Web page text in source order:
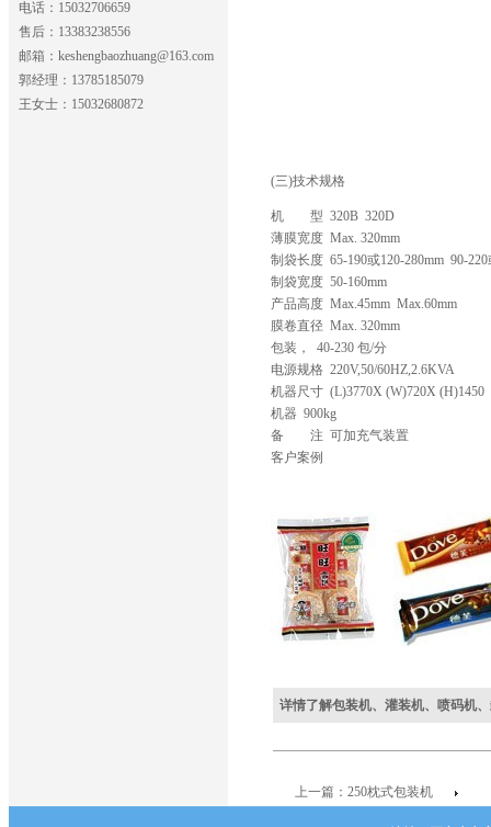
电话：15032706659
售后：13383238556
邮箱：keshengbaozhuang@163.com
郭经理：13785185079
王女士：15032680872
(三)技术规格
机 型 320B 320D
薄膜宽度 Max. 320mm
制袋长度 65-190或120-280mm 90-
制袋宽度 50-160mm
产品高度 Max.45mm Max.60mm
膜卷直径 Max. 320mm
包装， 40-230 包/分
电源规格 220V,50/60HZ,2.6KVA
机器尺寸 (L)3770X (W)720X (H)1450
机器 900kg
备 注 可加充气装置
客户案例
详情了解包装机、灌装机、喷码机
上一篇：250枕式包装机